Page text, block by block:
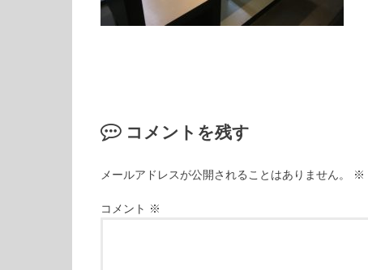
コメントを残す
メールアドレスが公開されることはありません。 ※
コメント ※